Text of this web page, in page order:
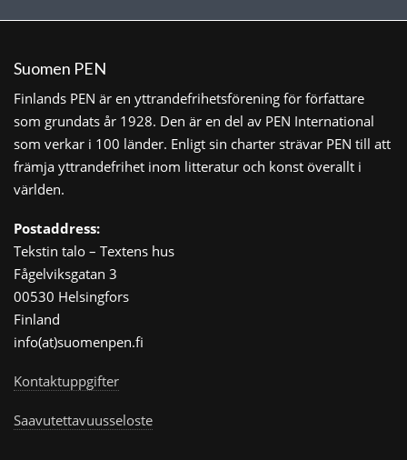
Suomen PEN
Finlands PEN är en yttrandefrihetsförening för författare
som grundats år 1928. Den är en del av PEN International
som verkar i 100 länder. Enligt sin charter strävar PEN till att
främja yttrandefrihet inom litteratur och konst överallt i
världen.
Postaddress:
Tekstin talo – Textens hus
Fågelviksgatan 3
00530 Helsingfors
Finland
info(at)suomenpen.fi
Kontaktuppgifter
Saavutettavuusseloste